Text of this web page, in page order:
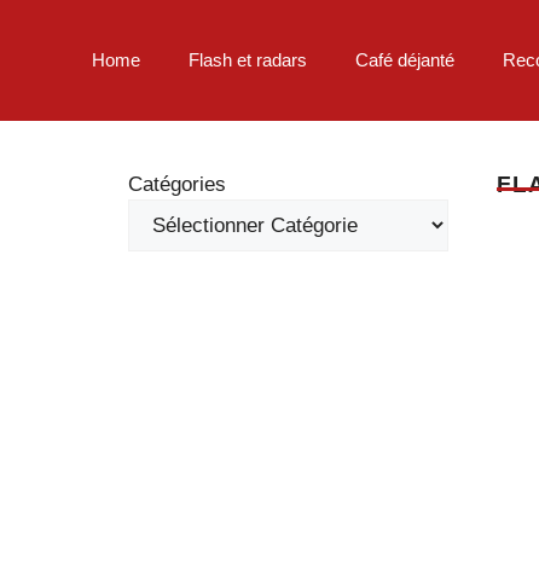
Home Flash et radars Café déjanté
Catégories F